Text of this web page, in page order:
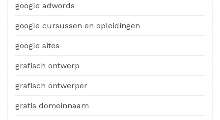
google adwords
google cursussen en opleidingen
google sites
grafisch ontwerp
grafisch ontwerper
gratis domeinnaam